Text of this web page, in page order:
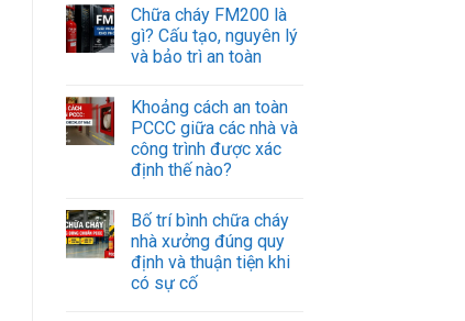
Chữa cháy FM200 là
gì? Cấu tạo, nguyên lý
và bảo trì an toàn
Khoảng cách an toàn
PCCC giữa các nhà và
công trình được xác
định thế nào?
Bố trí bình chữa cháy
nhà xưởng đúng quy
định và thuận tiện khi
có sự cố